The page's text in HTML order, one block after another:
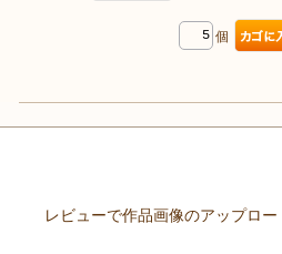
個
レビューで作品画像のアップロ